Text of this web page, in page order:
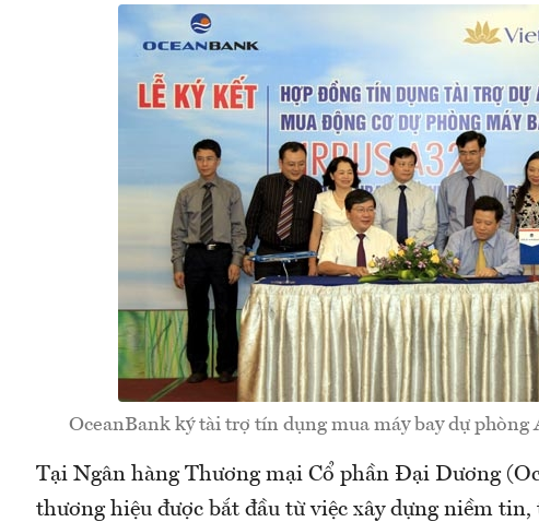
OceanBank ký tài trợ tín dụng mua máy bay dự
Tại Ngân hàng Thương mại Cổ phần Đại Dương
thương hiệu được bắt đầu từ việc xây dựng niềm